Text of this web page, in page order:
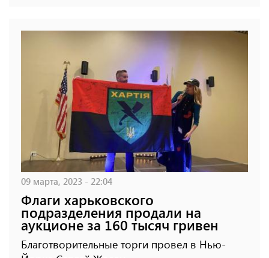
09 марта, 2023 - 22:04
Флаги харьковского
подразделения продали на
аукционе за 160 тысяч гривен
Благотворительные торги провел в Нью-